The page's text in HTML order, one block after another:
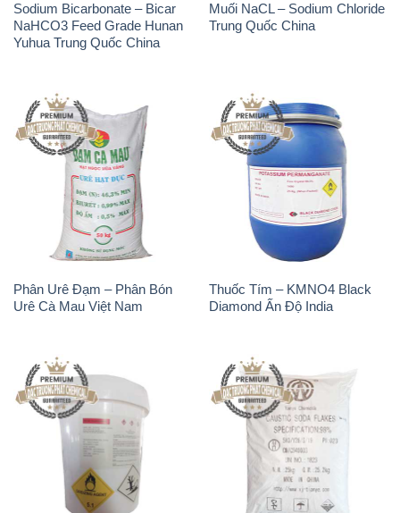
Sodium Bicarbonate – Bicar
NaHCO3 Feed Grade Hunan
Yuhua Trung Quốc China
Muối NaCL – Sodium Chloride
Trung Quốc China
Phân Urê Đạm – Phân Bón
Urê Cà Mau Việt Nam
Thuốc Tím – KMNO4 Black
Diamond Ấn Độ India